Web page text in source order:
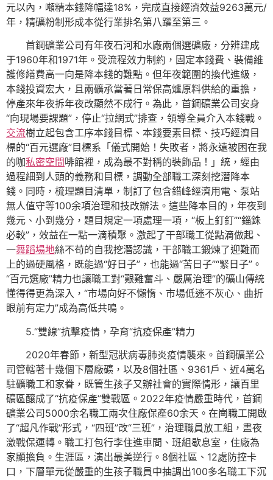
元以內，噸精本錢降幅達18%，完成直接經濟效益9263萬元/
年，精礦粉制形成本從行業排名第八躍至第三。
首鋼礦業公司有年夜石河和水廠兩個選礦廠，分辨建成
于1960年和1971年。受流程效力制約，固定本錢費、裝備維
護修繕費高一向是降本錢的難點。但年夜範圍的換代進級，
本錢投資宏大，且兩礦承當著日常保高爐原料供給的重擔，
停產來年夜拆年夜改顯然不成行。為此，首鋼礦業公司安身
“向現場要課題”，停止“拉網式”排查，領導全員介入本錢戰。
交流樹立起包含工序本錢目標、本錢要素目標、技巧經濟目
標的“百元選廠”目標系「儀式開始！失敗者，將永遠被困在我
的咖私密空間啡館裡，成為最不對稱的裝飾品！」統，經由
過程細到人頭的義務和目標，調動全部職工深刻挖潛降本
錢。同時，梳理題目清單，制訂了包含錯峰經濟用電、泵站
無人值守等100余項治理和技改辦法。這些降本目的，年夜到
幾元、小到幾分，題目規定一項處理一項，“板上釘釘”“錙銖
必較”，效益在一點一滴積聚。激起了干部職工從點滴做起、
一舞蹈場地絲不苟的自我挖潛認識，干部職工鍛煉了迎難而
上的過硬風格，既能過“好日子”，也能過“苦日子”“緊日子”。
“百元選廠”精力也讓職工對“艱難奮斗、嚴厲治理”的礦山傳統
懂得得更為深入，“市場向好不懶惰、市場低迷不灰心、曲折
眼前有定力”成為高低共鳴。
5.“雙線”抗擊疫情，孕育“抗疫保產”精力
2020年春節，新型冠狀病毒肺炎疫情襲來。首鋼礦業公
司管轄著十幾個下層廠礦，以及8個社區、9361戶、近4萬名
駐礦職工和家眷，既管生孩子又辦社會的實際情形，讓百里
礦區釀成了“抗疫保產”雙戰區。2022年疫情嚴重時代，首鋼
礦業公司5000余名職工兩次住廠保產60余天。在崗職工開啟
了“超凡作戰”形式，“四班”改“三班”，治理職員放工組，晝夜
激戰保運轉。職工打包行李住進車間、班組歇息室，住廠為
家顯擔負。生涯區，演出最美逆行。8個社區、12處防控卡
口，下層單元從嚴重的生孩子職員中抽調出100多名職工下沉